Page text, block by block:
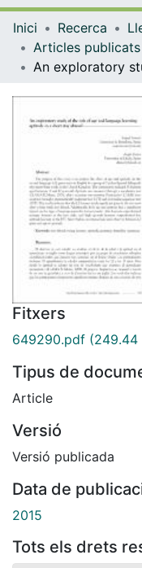
Inici Recerca
Fitxers
649290.pdf (249.44
Tipus de
Article
Versió
Versió publicada
Data de
2015
Tots els drets